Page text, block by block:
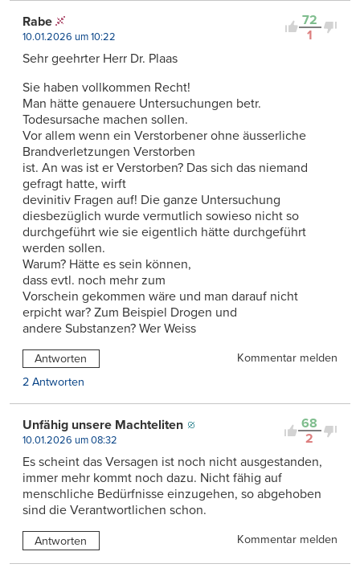
72
1
Rabe
10.01.2026 um 10:22
Sehr geehrter Herr Dr. Plaas
Sie haben vollkommen Recht!
Man hätte genauere Untersuchungen betr.
Todesursache machen sollen.
Vor allem wenn ein Verstorbener ohne äusserliche
Brandverletzungen Verstorben
ist. An was ist er Verstorben? Das sich das niemand
gefragt hatte, wirft
devinitiv Fragen auf! Die ganze Untersuchung
diesbezüglich wurde vermutlich sowieso nicht so
durchgeführt wie sie eigentlich hätte durchgeführt
werden sollen.
Warum? Hätte es sein können,
dass evtl. noch mehr zum
Vorschein gekommen wäre und man darauf nicht
erpicht war? Zum Beispiel Drogen und
andere Substanzen? Wer Weiss
Antworten
Kommentar melden
2 Antworten
68
2
Unfähig unsere Machteliten
10.01.2026 um 08:32
Es scheint das Versagen ist noch nicht ausgestanden,
immer mehr kommt noch dazu. Nicht fähig auf
menschliche Bedürfnisse einzugehen, so abgehoben
sind die Verantwortlichen schon.
Antworten Kommentar melden